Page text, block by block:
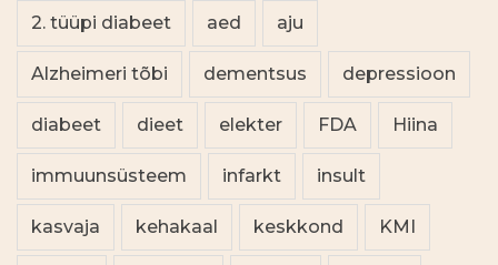
2. tüüpi diabeet aed aju
Alzheimeri tõbi dementsus depressioon
diabeet dieet elekter FDA Hiina
immuunsüsteem infarkt insult
kasvaja kehakaal keskkond KMI